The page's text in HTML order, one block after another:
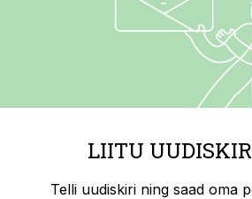
LIITU
Telli uudiskiri ning saad oma